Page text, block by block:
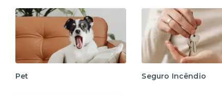
Pet Seguro Incêndio